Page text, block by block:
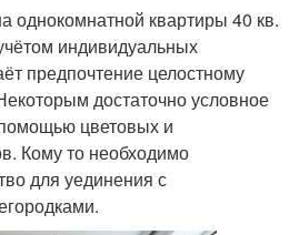
однокомнатной квартиры 40 кв.
индивидуальных
предпочтение целостному
достаточно условное
цветовых и
Кому то необходимо
для уединения с